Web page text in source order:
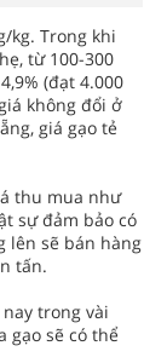
kg. Trong khi
từ 100-300
(đạt 4.000
không đổi ở
giá gạo tẻ
thu mua như
sự đảm bảo có
lên sẽ bán hàng
tấn.
trong vài
gạo sẽ có thể